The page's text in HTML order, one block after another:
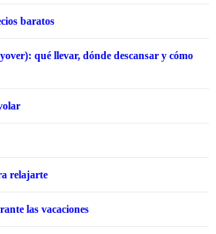
baratos
qué llevar, dónde descansar y cómo
relajarte
las vacaciones